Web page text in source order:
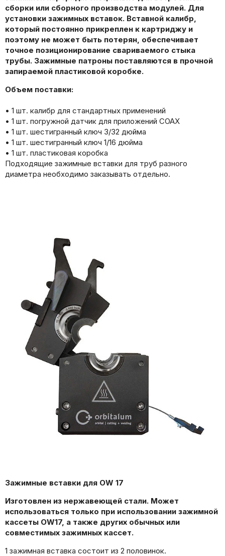
сборки или сборного производства модулей. Для
установки зажимных вставок. Вставной калибр,
который постоянно прикреплен к картриджу и
поэтому не может быть потерян, обеспечивает
точное позиционирование свариваемого стыка
трубы. Зажимные патроны поставляются в прочной
запираемой пластиковой коробке.
Объем поставки:
• 1 шт. калибр для стандартных применений
• 1 шт. погружной датчик для приложений COAX
• 1 шт. шестигранный ключ 3/32 дюйма
• 1 шт. шестигранный ключ 1/16 дюйма
• 1 шт. пластиковая коробка
Подходящие зажимные вставки для труб разного
диаметра необходимо заказывать отдельно.
Зажимные вставки для OW 17
Изготовлен из нержавеющей стали. Может
использоваться только при использовании зажимной
кассеты OW17, а также других обычных или
совместимых зажимных кассет.
1 зажимная вставка состоит из 2 половинок.